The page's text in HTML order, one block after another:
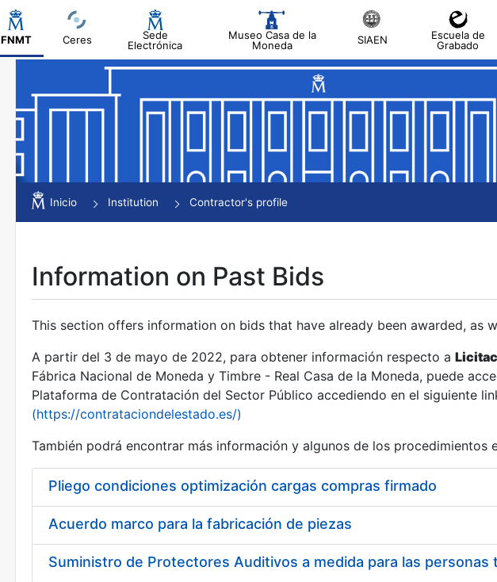
FNMT Ceres
Sede
Electrónica
Museo Casa de la
Moneda
SIAEN
Escuela de
Grabado
Show/Hide
Show/Hide
Show/Hide
Show/Hide
Inicio Institution Contractor's profile
Information on Past Bids
This section offers information on bids that have already been awarded, as
A partir del 3 de mayo de 2022, para obtener información respecto a
Fábrica Nacional de Moneda y Timbre - Real Casa de la Moneda, puede
Plataforma de Contratación del Sector Público accediendo en el siguiente
(https://contrataciondelestado.es/)
También podrá encontrar más información y algunos de los procedimientos
Pliego condiciones optimización cargas compras firmado
Acuerdo marco para la fabricación de piezas